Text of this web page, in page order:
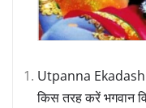
Utpanna Ekadashi
किस तरह करें भगवान